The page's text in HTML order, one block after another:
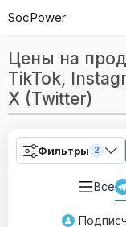
SocPower
Цены на
TikTok,
X (Twitter)
Фильтры 2
Все